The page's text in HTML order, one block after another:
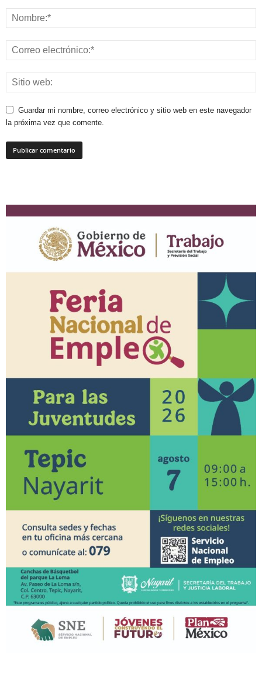
Guardar mi nombre, correo electrónico y sitio web en este navegador
la próxima vez que comente.